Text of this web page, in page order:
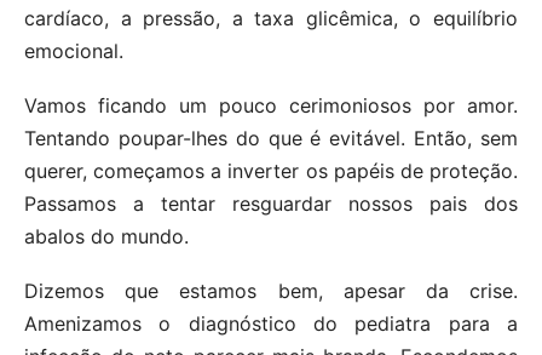
cardíaco, a pressão, a taxa glicêmica, o equilíbrio
emocional.
Vamos ficando um pouco cerimoniosos por amor.
Tentando poupar-lhes do que é evitável. Então, sem
querer, começamos a inverter os papéis de proteção.
Passamos a tentar resguardar nossos pais dos
abalos do mundo.
Dizemos que estamos bem, apesar da crise.
Amenizamos o diagnóstico do pediatra para a